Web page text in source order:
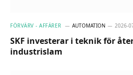
FÖRVÄRV - AFFÄRER AUTOMATION 2026-
SKF investerar i teknik för
industrislam